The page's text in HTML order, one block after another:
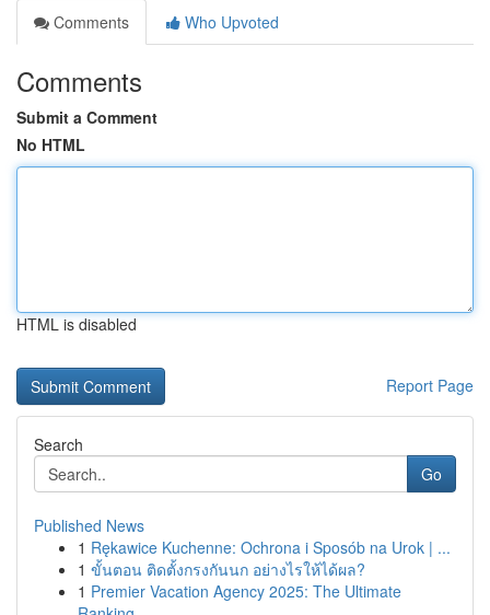
Comments
Who Upvoted
Comments
Submit a Comment
No HTML
HTML is disabled
Report Page
Search
Go
Published News
1 Rękawice Kuchenne: Ochrona i Sposób na Urok | ...
1 ขั้นตอน ติดตั้งกรงกันนก อย่างไรให้ได้ผล?
1 Premier Vacation Agency 2025: The Ultimate